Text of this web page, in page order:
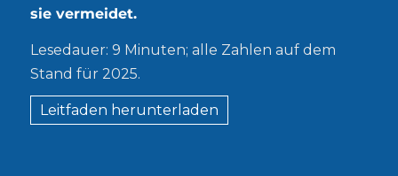
sie vermeidet.
Lesedauer: 9 Minuten; alle Zahlen auf dem
Stand für 2025.
Leitfaden herunterladen